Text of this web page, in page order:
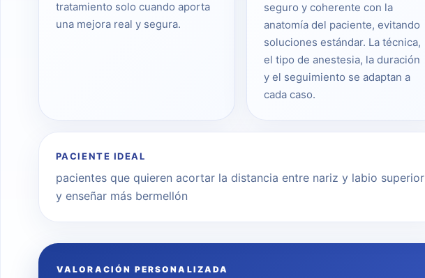
tratamiento solo cuando aporta
una mejora real y segura.
seguro y coherente con la
anatomía del paciente, evitando
soluciones estándar. La técnica,
el tipo de anestesia, la duración
y el seguimiento se adaptan a
cada caso.
PACIENTE IDEAL
pacientes que quieren acortar la distancia entre nariz y labio superior
y enseñar más bermellón
VALORACIÓN PERSONALIZADA